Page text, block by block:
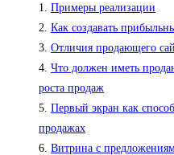
Примеры реализации
Как создавать
Отличия продающего
Что должен иметь
роста продаж
Первый экран как
продажах
Витрина с